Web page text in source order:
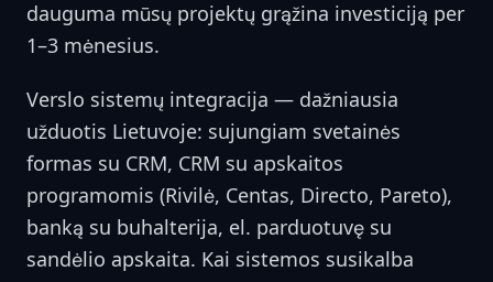
dauguma mūsų projektų grąžina investiciją per
1–3 mėnesius.
Verslo sistemų integracija — dažniausia
užduotis Lietuvoje: sujungiam svetainės
formas su CRM, CRM su apskaitos
programomis (Rivilė, Centas, Directo, Pareto),
banką su buhalterija, el. parduotuvę su
sandėlio apskaita. Kai sistemos susikalba